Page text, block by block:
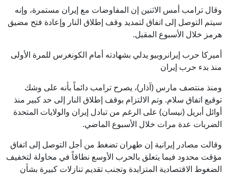
وقال ترامب أمس الاثنين إن المفاوضات مع إيران مستمرة، وإنه
سيتم التوصل إلى اتفاق لتمديد وقف إطلاق النار وإعادة فتح مضيق
هرمز خلال الأسبوع المقبل.
أميركا حرب إيرانروبيو يدلي بشهادته أمام الكونغرس للمرة الأولى
منذ بدء حرب إيران
ومنذ منتصف مارس (آذار)، يصرح ترامب دائماً بأنه على وشك
توقيع اتفاق سلام. وتم الالتزام بوقف إطلاق النار إلى حد كبير منذ
أوائل أبريل (نيسان) على الرغم من تبادل إيران والولايات المتحدة
الضربات عدة مرات خلال الأسبوع الماضي.
وقالت مصادر إيرانية إن طهران تضغط من أجل التوصل إلى اتفاق
مؤقت محدود فيما يتعلق بالحرب الأوسع نطاقاً في محاولة لتخفيف
الضغوط الاقتصادية المتزايدة وتجنب تقديم تنازلات كبيرة بشأن